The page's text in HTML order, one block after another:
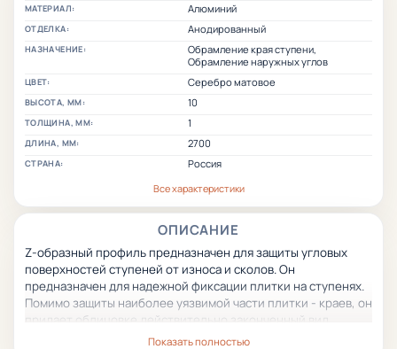
МАТЕРИАЛ: Алюминий
ОТДЕЛКА: Анодированный
НАЗНАЧЕНИЕ:
Обрамление края ступени,
Обрамление наружных углов
ЦВЕТ: Серебро матовое
ВЫСОТА, ММ: 10
ТОЛЩИНА, ММ: 1
ДЛИНА, ММ: 2700
СТРАНА:
Россия
Все характеристики
ОПИСАНИЕ
Z-образный профиль предназначен для защиты угловых
поверхностей ступеней от износа и сколов. Он
предназначен для надежной фиксации плитки на ступенях.
Помимо защиты наиболее уязвимой части плитки - краев, он
придает облицовке действительно законченный вид.
Профиль имеет рифленую, противоскользящую
Показать полностью